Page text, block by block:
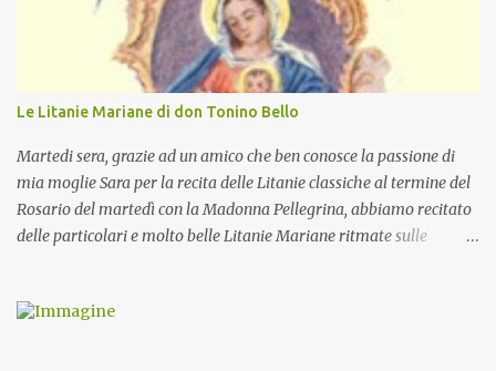
Le Litanie Mariane di don Tonino Bello
Martedi sera, grazie ad un amico che ben conosce la passione di
mia moglie Sara per la recita delle Litanie classiche al termine del
Rosario del martedì con la Madonna Pellegrina, abbiamo recitato
delle particolari e molto belle Litanie Mariane ritmate sulle
preghiera.